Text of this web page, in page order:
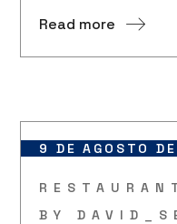
Read more
9 DE AGOSTO
BY